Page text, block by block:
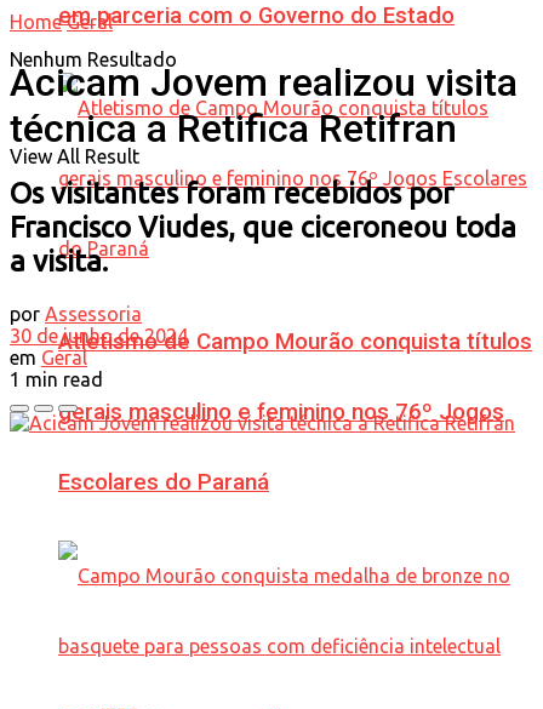
em parceria com o Governo do Estado
Atletismo de Campo Mourão conquista títulos
gerais masculino e feminino nos 76º Jogos
Escolares do Paraná
Nenhum Resultado
View All Result
Home Geral
Acicam Jovem realizou visita
técnica a Retifica Retifran
Os visitantes foram recebidos por
Francisco Viudes, que ciceroneou toda
a visita.
por Assessoria
30 de junho de 2024
em Geral
1 min read